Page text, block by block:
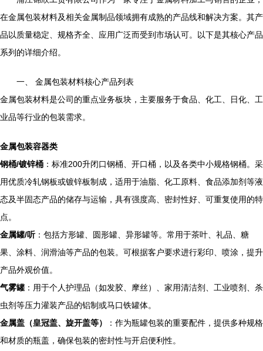
在金属包装材料及相关金属制品领域拥有成熟的产品线和解决方案。其产
品以质量稳定、规格齐全、应用广泛而受到市场认可。以下是其核心产品
系列的详细介绍。
一、 金属包装材料核心产品列表
金属包装材料是公司的重点业务板块，主要服务于食品、化工、日化、工
业品等行业的包装需求。
金属包装容器类
钢桶/镀锌桶 ：标准200升闭口钢桶、开口桶，以及各类中小规格钢桶。采
用优质冷轧钢板或镀锌板制成，适用于油脂、化工原料、食品添加剂等液
态及半固态产品的储存与运输，具有强度高、密封性好、可重复使用的特
点。
金属罐/听：包括方形罐、圆形罐、异形罐等。常用于茶叶、礼品、糖
果、涂料、润滑油等产品的包装。可根据客户要求进行彩印、喷涂，提升
产品外观价值。
气雾罐 ：用于个人护理品（如发胶、摩丝）、家用清洁剂、工业喷剂、杀
虫剂等压力灌装产品的铝制或马口铁罐体。
金属盖（皇冠盖、旋开盖等）
：作为瓶罐包装的重要配件，提供多种规格
和材质的瓶盖，确保包装的密封性与开启便利性。